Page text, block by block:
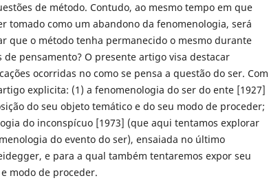
de método. Contudo, ao mesmo tempo em que
tomado como um abandono da fenomenologia, será
que o método tenha permanecido o mesmo durante
de pensamento? O presente artigo visa destacar
ocorridas no como se pensa a questão do ser. Com
explicita: (1) a fenomenologia do ser do ente [1927]
do seu objeto temático e do seu modo de proceder;
do inconspícuo [1973] (que aqui tentamos explorar
do evento do ser), ensaiada no último
e para a qual também tentaremos expor seu
modo de proceder.